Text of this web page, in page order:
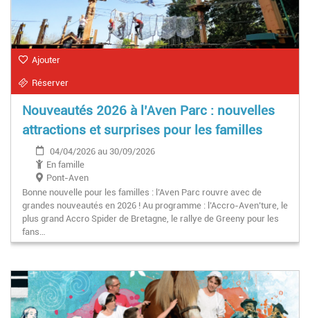
Ajouter
Réserver
Nouveautés 2026 à l’Aven Parc : nouvelles
attractions et surprises pour les familles
04/04/2026 au 30/09/2026
En famille
Pont-Aven
Bonne nouvelle pour les familles : l’Aven Parc rouvre avec de
grandes nouveautés en 2026 ! Au programme : l’Accro-Aven’ture, le
plus grand Accro Spider de Bretagne, le rallye de Greeny pour les
fans…